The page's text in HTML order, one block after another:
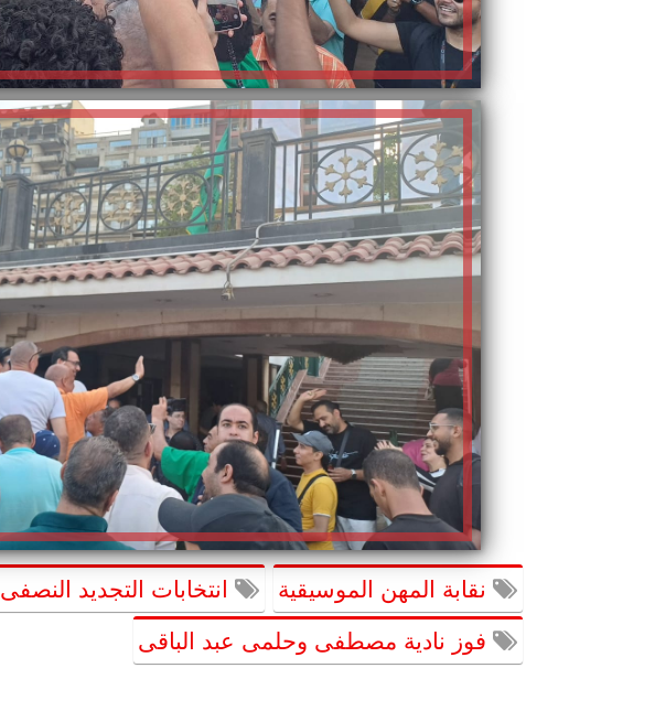
نقابة المهن الموسيقية انتخابات التجديد النصفى
فوز نادية مصطفى وحلمى عبد الباقى